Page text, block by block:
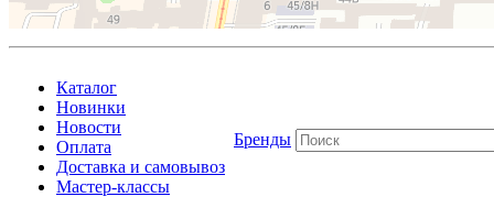
Каталог
Новинки
Новости
Оплата
Доставка и самовывоз
Мастер-классы
Бренды